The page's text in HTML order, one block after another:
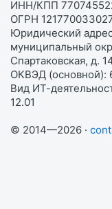
ИНН/КПП
ОГРН
Юридический
муниципальный
Спартаковская, д.
ОКВЭД (основной):
Вид ИТ-
12.01
© 2014—2026 ·